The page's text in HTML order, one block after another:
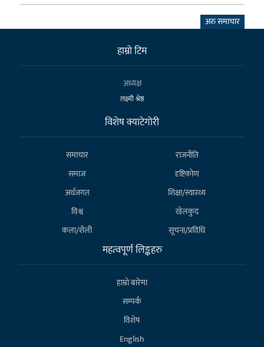
अरु समाचार
हाम्राे टिम
अध्यक्ष
लक्ष्मी श्रेष्ठ
विशेष क्याटेगाेरी
समाचार
राजनीति
समाज
दृष्टिकोण
अर्थजगत
शिक्षा/स्वास्थ्य
विश्व
खेलकुद
कला/शैली
सूचना/प्रविधि
महत्वपूर्ण लिङ्कहरु
हाम्राे बारेमा
सम्पर्क
विशेष
English